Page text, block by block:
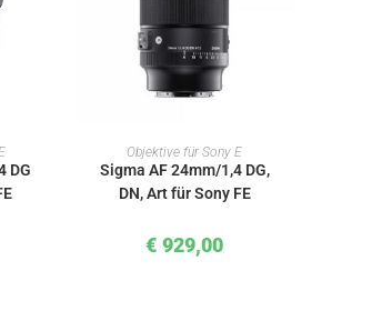
DG
IN DEN WARENKORB
Objektive für Sony E
Sigma AF 24mm/1,4 DG,
DN, Art für Sony FE
€ 929,00